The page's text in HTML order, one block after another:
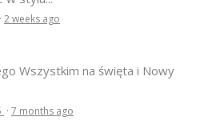
· 2 weeks ago
Wszystkim na święta i Nowy
· 7 months ago